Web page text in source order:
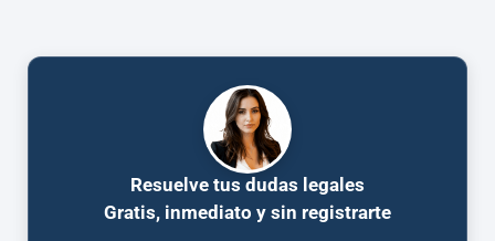
Resuelve tus dudas legales
Gratis, inmediato y sin registrarte